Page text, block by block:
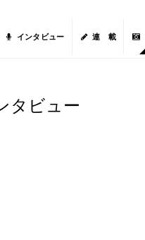
インタビュー 連 載
タビュー